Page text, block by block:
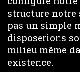
structure notre
pas un simple
disposerions
milieu même
existence.